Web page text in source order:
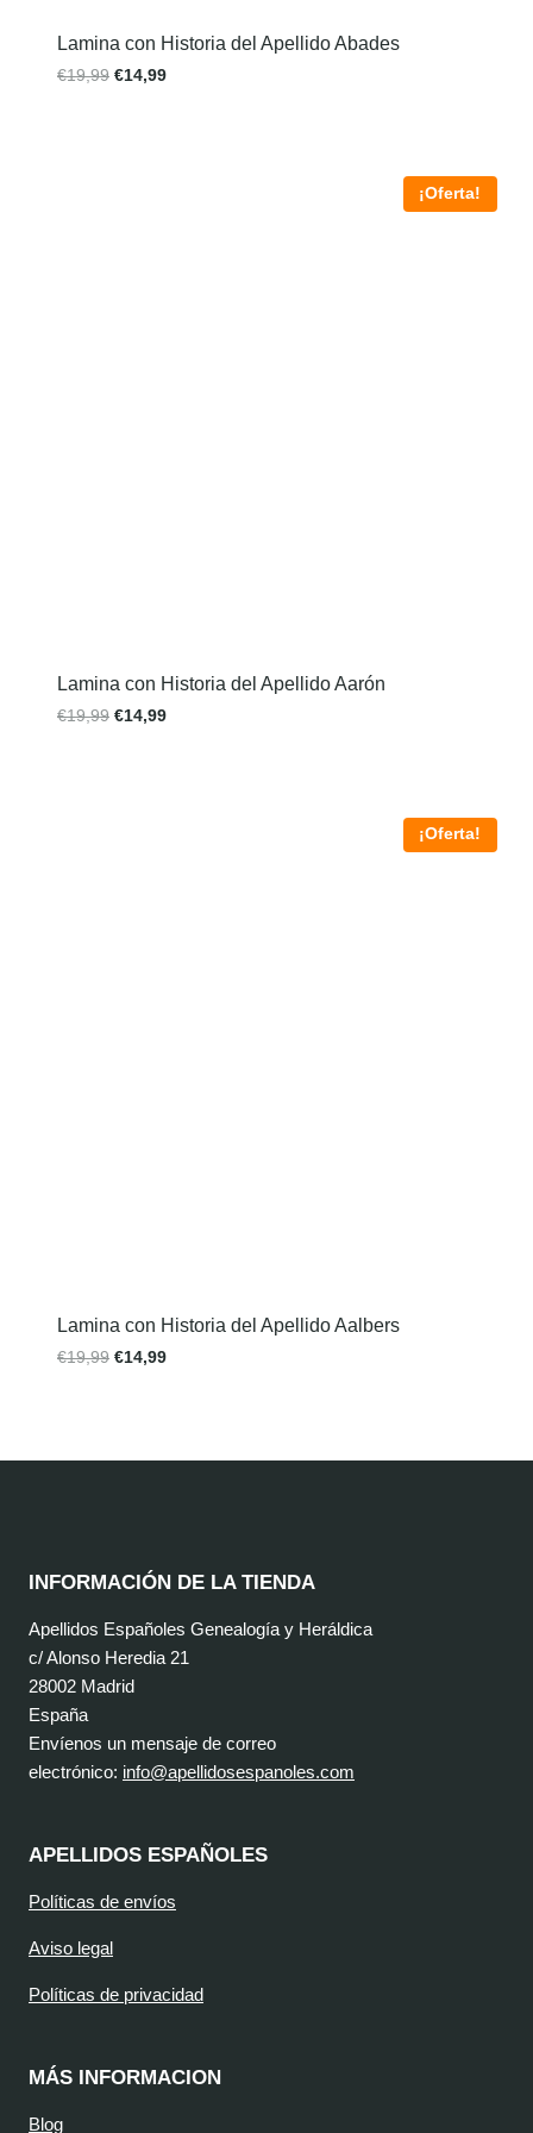
Lamina con Historia del Apellido Abades
€19,99 €14,99
¡Oferta!
Lamina con Historia del Apellido Aarón
€19,99 €14,99
¡Oferta!
Lamina con Historia del Apellido Aalbers
€19,99 €14,99
INFORMACIÓN DE LA TIENDA
Apellidos Españoles Genealogía y Heráldica
c/ Alonso Heredia 21
28002 Madrid
España
Envíenos un mensaje de correo
electrónico: info@apellidosespanoles.com
APELLIDOS ESPAÑOLES
Políticas de envíos
Aviso legal
Políticas de privacidad
MÁS INFORMACION
Blog